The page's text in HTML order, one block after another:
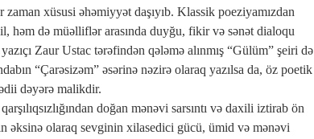
xüsusi əhəmiyyət daşıyıb. Klassik poeziyamızdan
həm də müəlliflər arasında duyğu, fikir və sənət dialoqu
Zaur Ustac tərəfindən qələmə alınmış “Gülüm” şeiri də
“Çarəsizəm” əsərinə nəzirə olaraq yazılsa da, öz poetik
dəyərə malikdir.
doğan mənəvi sarsıntı və daxili iztirab ön
əksinə olaraq sevginin xilasedici gücü, ümid və mənəvi